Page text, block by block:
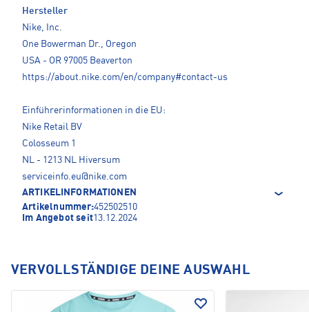
Hersteller
Nike, Inc.
One Bowerman Dr., Oregon
USA - OR 97005 Beaverton
https://about.nike.com/en/company#contact-us
Einführerinformationen in die EU:
Nike Retail BV
Colosseum 1
NL - 1213 NL Hiversum
serviceinfo.eu@nike.com
ARTIKELINFORMATIONEN
Artikelnummer:452502510
Im Angebot seit13.12.2024
VERVOLLSTÄNDIGE DEINE AUSWAHL